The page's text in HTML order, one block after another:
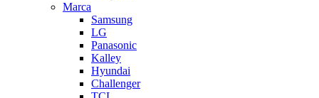
Marca
Samsung
LG
Panasonic
Kalley
Hyundai
Challenger